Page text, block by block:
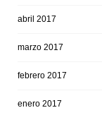
abril 2017
marzo 2017
febrero 2017
enero 2017